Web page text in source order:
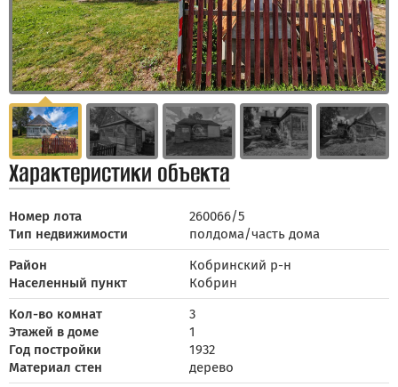
Характеристики объекта
Номер лота
260066/5
Тип недвижимости
полдома/часть дома
Район
Кобринский р-н
Населенный пункт
Кобрин
Кол-во комнат
3
Этажей в доме
1
Год постройки
1932
Материал стен
дерево